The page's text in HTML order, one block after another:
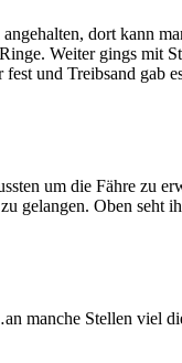
dort kann
Weiter gings mit
und Treibsand gab
um die Fähre zu
gelangen. Oben
manche Stellen viel